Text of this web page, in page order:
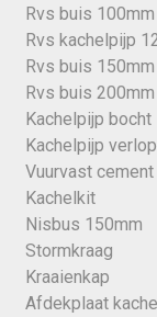
Rvs buis 100mm
Rvs kachelpijp
Rvs buis 150mm
Rvs buis 200mm
Kachelpijp bocht
Kachelpijp
Vuurvast cement
Kachelkit
Nisbus 150mm
Stormkraag
Kraaienkap
Afdekplaat